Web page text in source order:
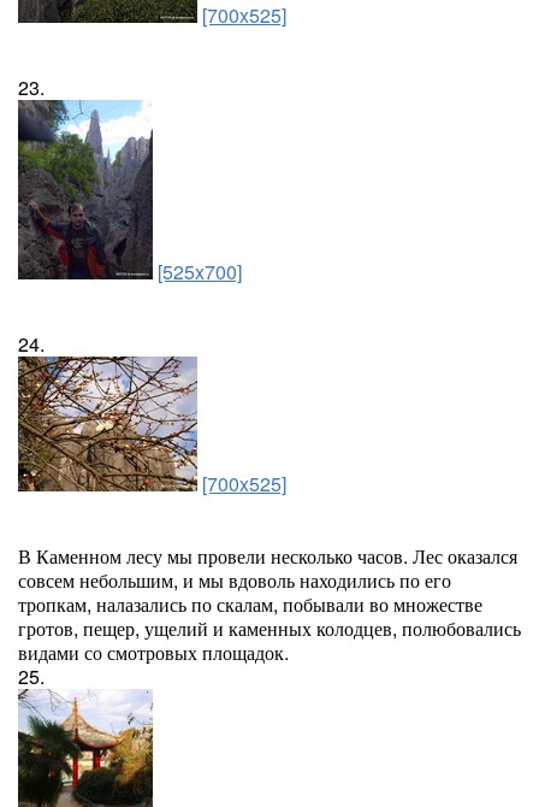
[700x525]
23.
[525x700]
24.
[700x525]
В Каменном лесу мы провели несколько часов. Лес оказался
совсем небольшим, и мы вдоволь находились по его
тропкам, налазались по скалам, побывали во множестве
гротов, пещер, ущелий и каменных колодцев, полюбовались
видами со смотровых площадок.
25.